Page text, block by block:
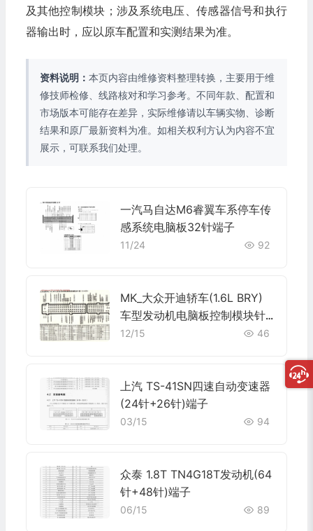
及其他控制模块；涉及系统电压、传感器信号和执行
器输出时，应以原车配置和实测结果为准。
资料说明： 本页内容由维修资料整理转换，主要用于维
修技师检修、线路核对和学习参考。不同年款、配置和
市场版本可能存在差异，实际维修请以车辆实物、诊断
结果和原厂最新资料为准。如相关权利方认为内容不宜
展示，可联系我们处理。
一汽马自达M6睿翼车系停车传
感系统电脑板32针端子
11/24 92
MK_大众开迪轿车(1.6L BRY)
车型发动机电脑板控制模块针
脚81+40针 端子图
12/15 46
上汽 TS-41SN四速自动变速器
(24针+26针)端子
03/15 94
众泰 1.8T TN4G18T发动机(64
针+48针)端子
06/15 89